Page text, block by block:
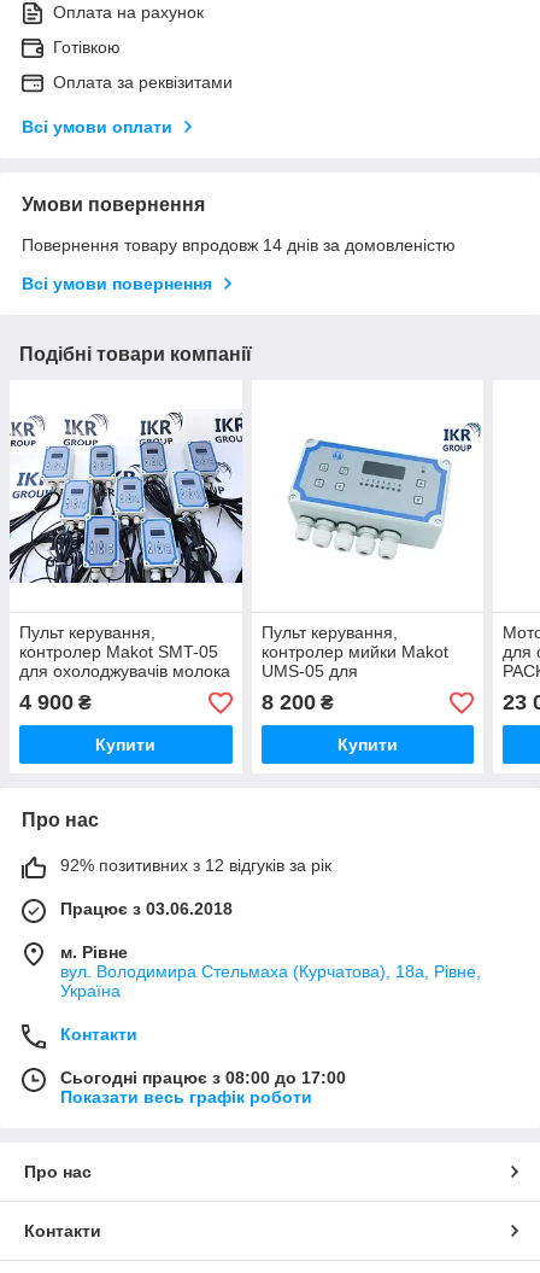
Оплата на рахунок
Готівкою
Оплата за реквізитами
Всі умови оплати
Умови повернення
Повернення товару впродовж 14 днів за домовленістю
Всі умови повернення
Подібні товари компанії
Пульт керування,
контролер Makot SMT-05
для охолоджувачів молока
4 900 ₴
Купити
Пульт керування,
контролер мийки Makot
UMS-05 для
охолоджувачів молока
8 200₴
Купити
для
23
Про нас
92% позитивних з 12 відгуків за рік
Працює з 03.06.2018
м. Рівне
вул. Володимира Стельмаха (Курчатова), 18а, Рівне,
Україна
Контакти
Сьогодні працює з 08:00 до 17:00
Показати весь графік роботи
Про нас
Контакти